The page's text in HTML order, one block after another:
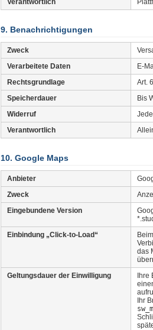
Verantwortlich
9. Benachrichtigungen
Zweck
Verarbeitete Daten
E-
Rechtsgrundlage
Art.
Speicherdauer
Bis
Widerruf
Verantwortlich
10. Google Maps
Anbieter
Zweck
Eingebundene Version
Einbindung „Click-to-Load“
das
Geltungsdauer der Einwilligung
Ihr